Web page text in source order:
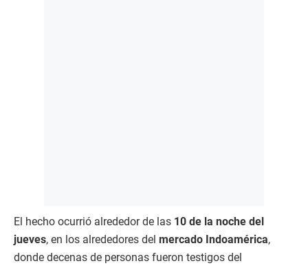
El hecho ocurrió alrededor de las 10 de la noche del
jueves, en los alrededores del mercado Indoamérica,
donde decenas de personas fueron testigos del